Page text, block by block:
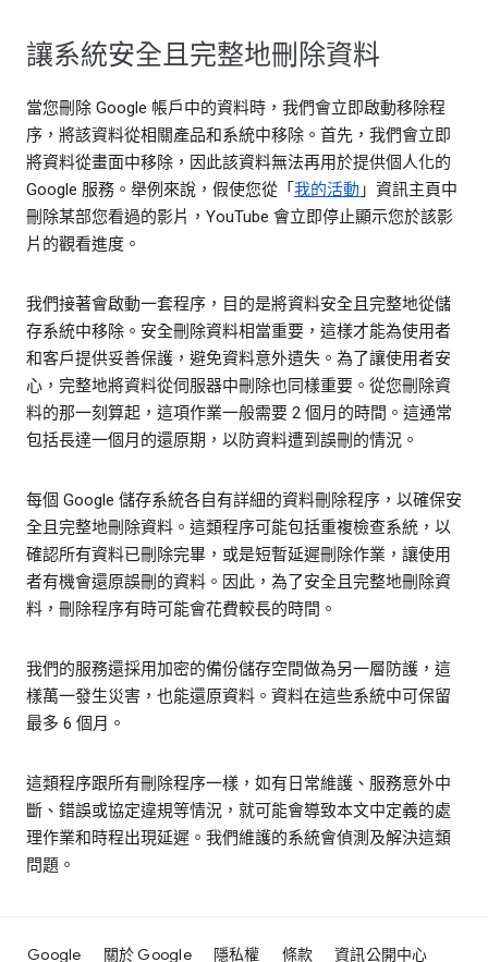
讓系統安全且完整地刪除資料
當您刪除 Google 帳戶中的資料時，我們會立即啟動移除程
序，將該資料從相關產品和系統中移除。首先，我們會立即
將資料從畫面中移除，因此該資料無法再用於提供個人化的
Google 服務。舉例來說，假使您從「 我的活動 」資訊主頁中
刪除某部您看過的影片，YouTube 會立即停止顯示您於該影
片的觀看進度。
我們接著會啟動一套程序，目的是將資料安全且完整地從儲
存系統中移除。安全刪除資料相當重要，這樣才能為使用者
和客戶提供妥善保護，避免資料意外遺失。為了讓使用者安
心，完整地將資料從伺服器中刪除也同樣重要。從您刪除資
料的那一刻算起，這項作業一般需要 2 個月的時間。這通常
包括長達一個月的還原期，以防資料遭到誤刪的情況。
每個 Google 儲存系統各自有詳細的資料刪除程序，以確保安
全且完整地刪除資料。這類程序可能包括重複檢查系統，以
確認所有資料已刪除完畢，或是短暫延遲刪除作業，讓使用
者有機會還原誤刪的資料。因此，為了安全且完整地刪除資
料，刪除程序有時可能會花費較長的時間。
我們的服務還採用加密的備份儲存空間做為另一層防護，這
樣萬一發生災害，也能還原資料。資料在這些系統中可保留
最多 6 個月。
這類程序跟所有刪除程序一樣，如有日常維護、服務意外中
斷、錯誤或協定違規等情況，就可能會導致本文中定義的處
理作業和時程出現延遲。我們維護的系統會偵測及解決這類
問題。
Google 關於 Google 隱私權 條款 資訊公開中心